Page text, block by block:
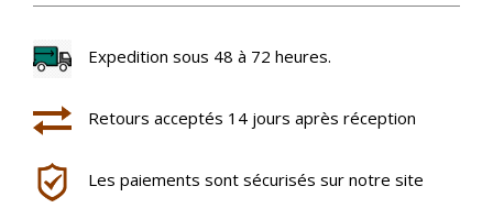
Expedition sous 48 à 72 heures.
Retours acceptés 14 jours après réception
Les paiements sont sécurisés sur notre site